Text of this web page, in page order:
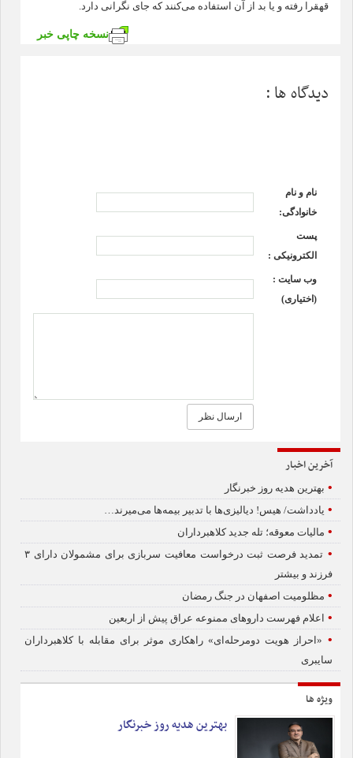
قهقرا رفته و یا بد از آن استفاده می‌کنند که جای نگرانی دارد.
نسخه چاپی خبر
دیدگاه ها :
نام و نام
خانوادگی:
پست
الکترونیکی :
وب سایت :
(اختیاری)
آخرین اخبار
• بهترین هدیه روز خبرنگار
• یادداشت/ هیس! دیالیزی‌ها با تدبیر بیمه‌ها می‌میرند…
• مالیات معوقه؛ تله جدید کلاهبرداران
•
تمدید فرصت ثبت درخواست معافیت سربازی برای مشمولان دارای ۳
فرزند و بیشتر
• مظلومیت اصفهان در جنگ رمضان
• اعلام فهرست داروهای ممنوعه عراق پیش از اربعین
• «احراز هویت دومرحله‌ای» راهکاری موثر برای مقابله با کلاهبرداران
سایبری
•مرگ و زندگی مراکز و بیماران دیالیزی در گرو حمایت دولت و پرداخت
هزاران میلیاردی بیمه‌ها
امکان اعتراض غیرحضوری به جریمه‌های رانندگی از طریق سامانه‌های
پلیس‌من و سخا
ویژه ها
بهترین هدیه روز خبرنگار